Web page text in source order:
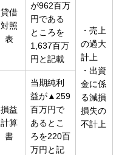
貸借
対照
表
が962百万
円である
ところを
1,637百万
円と記載
・売上
の過大
計上
・出資
金に係
る減損
損失の
不計上
損益
計算
書
当期純利
益が▲259
百万円で
あるとこ
ろを220百
万円と記